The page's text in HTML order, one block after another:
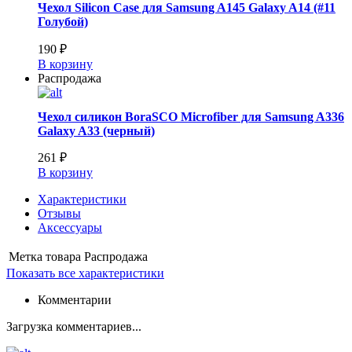
Чехол Silicon Case для Samsung A145 Galaxy A14 (#11
Голубой)
190 ₽
В корзину
Распродажа
Чехол силикон BoraSCO Microfiber для Samsung A336
Galaxy A33 (черный)
261 ₽
В корзину
Характеристики
Отзывы
Аксессуары
Метка товара Распродажа
Показать все характеристики
Комментарии
Загрузка комментариев...